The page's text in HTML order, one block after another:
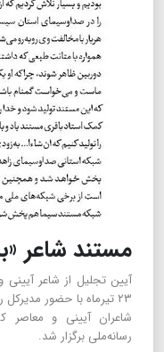
مستند شاعر
آیین تجلیل از شاعر
۲۳ تیرماه با حضور
شاعران آیینی و معاصر
رسانه‌ملی برگزار شد.